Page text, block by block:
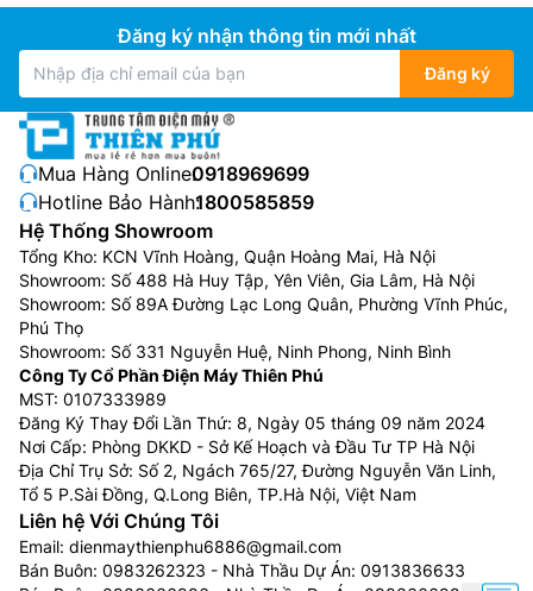
Đăng ký nhận thông tin mới nhất
Đăng ký
Mua Hàng Online:0918969699
Hotline Bảo Hành:1800585859
Hệ Thống Showroom
Tổng Kho: KCN Vĩnh Hoàng, Quận Hoàng Mai, Hà Nội
Showroom: Số 488 Hà Huy Tập, Yên Viên, Gia Lâm, Hà Nội
Showroom: Số 89A Đường Lạc Long Quân, Phường Vĩnh Phúc,
Phú Thọ
Showroom: Số 331 Nguyễn Huệ, Ninh Phong, Ninh Bình
Công Ty Cổ Phần Điện Máy Thiên Phú
MST: 0107333989
Đăng Ký Thay Đổi Lần Thứ: 8, Ngày 05 tháng 09 năm 2024
Nơi Cấp: Phòng DKKD - Sở Kế Hoạch và Đầu Tư TP Hà Nội
Địa Chỉ Trụ Sở: Số 2, Ngách 765/27, Đường Nguyễn Văn Linh,
Tổ 5 P.Sài Đồng, Q.Long Biên, TP.Hà Nội, Việt Nam
Liên hệ Với Chúng Tôi
Email: dienmaythienphu6886@gmail.com
Bán Buôn: 0983262323 - Nhà Thầu Dự Án: 0913836633